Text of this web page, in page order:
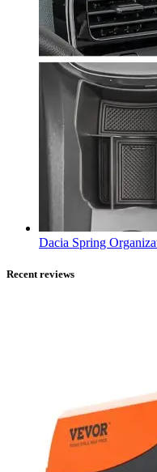
Dacia Spring
Recent reviews